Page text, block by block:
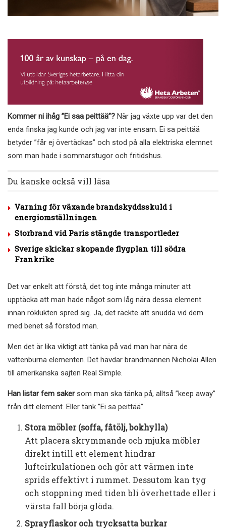
Kommer ni ihåg ”Ei saa peittää”? När jag växte upp var det den
enda finska jag kunde och jag var inte ensam. Ei sa peittää
betyder ”får ej övertäckas” och stod på alla elektriska elemnet
som man hade i sommarstugor och fritidshus.
Du kanske också vill läsa
Varning för växande brandskyddsskuld i
energiomställningen
Storbrand vid Paris stängde transportleder
Sverige skickar skopande flygplan till södra
Frankrike
Det var enkelt att förstå, det tog inte många minuter att
upptäcka att man hade något som låg nära dessa element
innan röklukten spred sig. Ja, det räckte att snudda vid dem
med benet så förstod man.
Men det är lika viktigt att tänka på vad man har nära de
vattenburna elementen. Det hävdar brandmannen Nicholai Allen
till amerikanska sajten Real Simple.
Han listar fem sakersom man ska tänka på, alltså ”keep away”
från ditt element. Eller tänk ”Ei sa peittää”.
Stora möbler (soffa, fåtölj, bokhylla)
Att placera skrymmande och mjuka möbler
direkt intill ett element hindrar
luftcirkulationen och gör att värmen inte
sprids effektivt i rummet. Dessutom kan tyg
och stoppning med tiden bli överhettade eller i
värsta fall börja glöda.
Sprayflaskor och trycksatta burkar